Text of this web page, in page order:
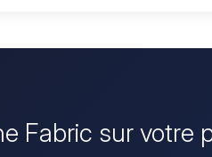
Fabric sur votre